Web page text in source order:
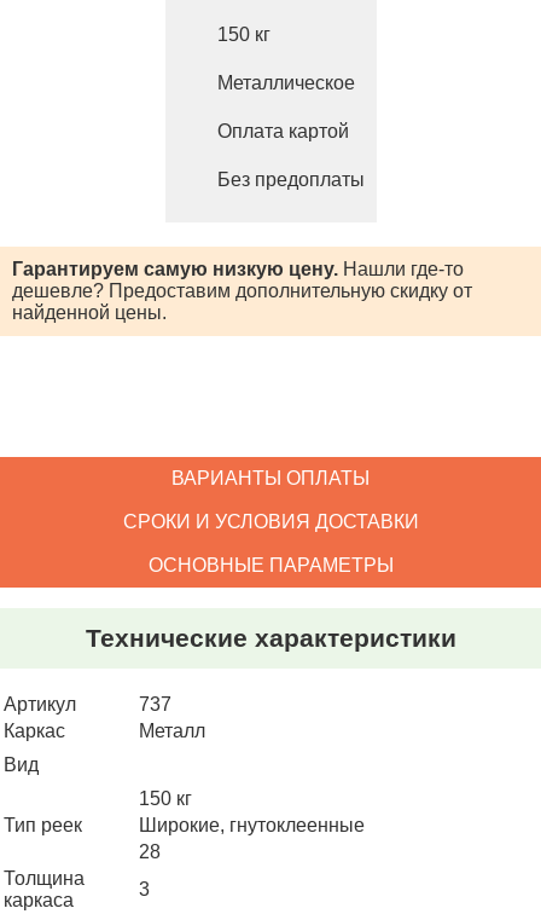
150
Металлическое
Оплата картой
Без предоплаты
Гарантируем самую низкую цену. Нашли где-то
дешевле? Предоставим дополнительную скидку от
найденной цены.
ВАРИАНТЫ ОПЛАТЫ
СРОКИ И УСЛОВИЯ ДОСТАВКИ
ОСНОВНЫЕ ПАРАМЕТРЫ
Технические характеристики
Артикул
737
Каркас
Металл
Вид
150
Тип реек
Широкие, гнутоклеенные
28
Толщина
каркаса
3